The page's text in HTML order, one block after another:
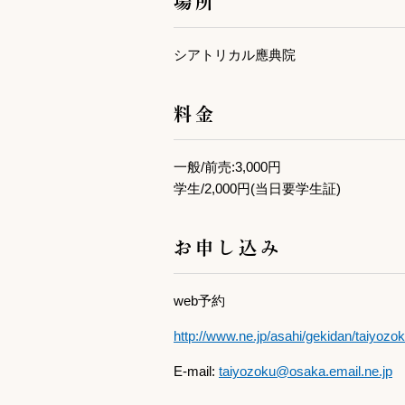
シアトリカル應典院
料金
一般/前売:3,000円
学生/2,000円(当日要学生証)
お申し込み
web予約
http://www.ne.jp/asahi/gekidan/
E-mail: taiyozoku@osaka.email.ne.jp